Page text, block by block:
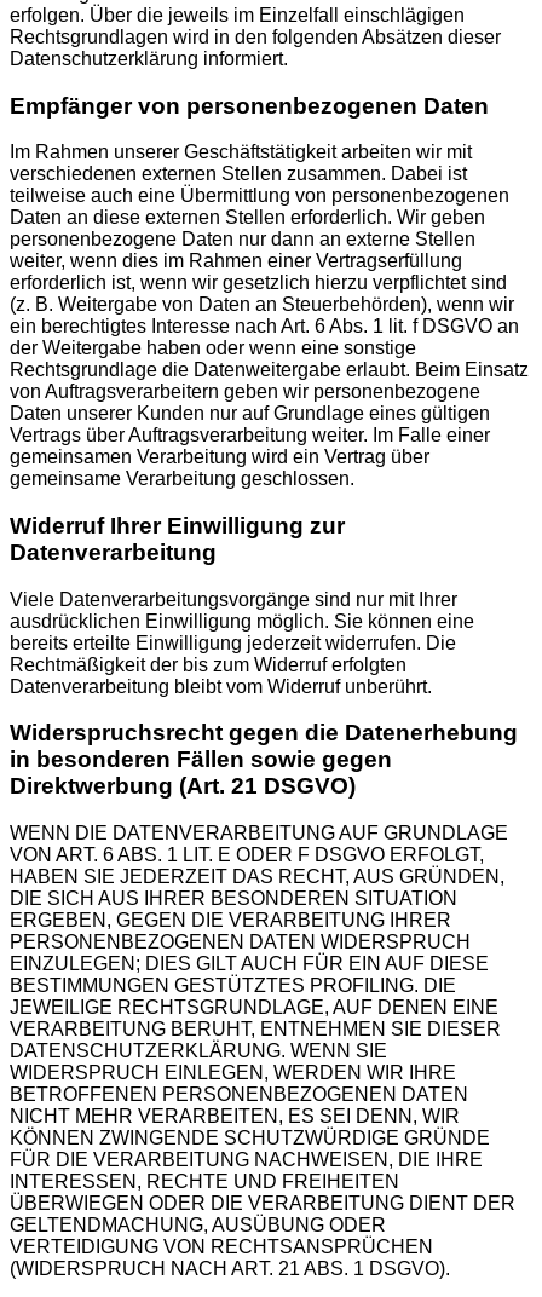
erfolgen. Über die jeweils im Einzelfall einschlägigen
Rechtsgrundlagen wird in den folgenden Absätzen dieser
Datenschutzerklärung informiert.
Empfänger von personenbezogenen Daten
Im Rahmen unserer Geschäftstätigkeit arbeiten wir mit
verschiedenen externen Stellen zusammen. Dabei ist
teilweise auch eine Übermittlung von personenbezogenen
Daten an diese externen Stellen erforderlich. Wir geben
personenbezogene Daten nur dann an externe Stellen
weiter, wenn dies im Rahmen einer Vertragserfüllung
erforderlich ist, wenn wir gesetzlich hierzu verpflichtet sind
(z. B. Weitergabe von Daten an Steuerbehörden), wenn wir
ein berechtigtes Interesse nach Art. 6 Abs. 1 lit. f DSGVO an
der Weitergabe haben oder wenn eine sonstige
Rechtsgrundlage die Datenweitergabe erlaubt. Beim Einsatz
von Auftragsverarbeitern geben wir personenbezogene
Daten unserer Kunden nur auf Grundlage eines gültigen
Vertrags über Auftragsverarbeitung weiter. Im Falle einer
gemeinsamen Verarbeitung wird ein Vertrag über
gemeinsame Verarbeitung geschlossen.
Widerruf Ihrer Einwilligung zur
Datenverarbeitung
Viele Datenverarbeitungsvorgänge sind nur mit Ihrer
ausdrücklichen Einwilligung möglich. Sie können eine
bereits erteilte Einwilligung jederzeit widerrufen. Die
Rechtmäßigkeit der bis zum Widerruf erfolgten
Datenverarbeitung bleibt vom Widerruf unberührt.
Widerspruchsrecht gegen die Datenerhebung
in besonderen Fällen sowie gegen
Direktwerbung (Art. 21 DSGVO)
WENN DIE DATENVERARBEITUNG AUF GRUNDLAGE
VON ART. 6 ABS. 1 LIT. E ODER F DSGVO ERFOLGT,
HABEN SIE JEDERZEIT DAS RECHT, AUS GRÜNDEN,
DIE SICH AUS IHRER BESONDEREN SITUATION
ERGEBEN, GEGEN DIE VERARBEITUNG IHRER
PERSONENBEZOGENEN DATEN WIDERSPRUCH
EINZULEGEN; DIES GILT AUCH FÜR EIN AUF DIESE
BESTIMMUNGEN GESTÜTZTES PROFILING. DIE
JEWEILIGE RECHTSGRUNDLAGE, AUF DENEN EINE
VERARBEITUNG BERUHT, ENTNEHMEN SIE DIESER
DATENSCHUTZERKLÄRUNG. WENN SIE
WIDERSPRUCH EINLEGEN, WERDEN WIR IHRE
BETROFFENEN PERSONENBEZOGENEN DATEN
NICHT MEHR VERARBEITEN, ES SEI DENN, WIR
KÖNNEN ZWINGENDE SCHUTZWÜRDIGE GRÜNDE
FÜR DIE VERARBEITUNG NACHWEISEN, DIE IHRE
INTERESSEN, RECHTE UND FREIHEITEN
ÜBERWIEGEN ODER DIE VERARBEITUNG DIENT DER
GELTENDMACHUNG, AUSÜBUNG ODER
VERTEIDIGUNG VON RECHTSANSPRÜCHEN
(WIDERSPRUCH NACH ART. 21 ABS. 1 DSGVO).